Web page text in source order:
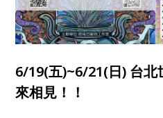
6/19(五)~6/21(日) 台北
來相見！！